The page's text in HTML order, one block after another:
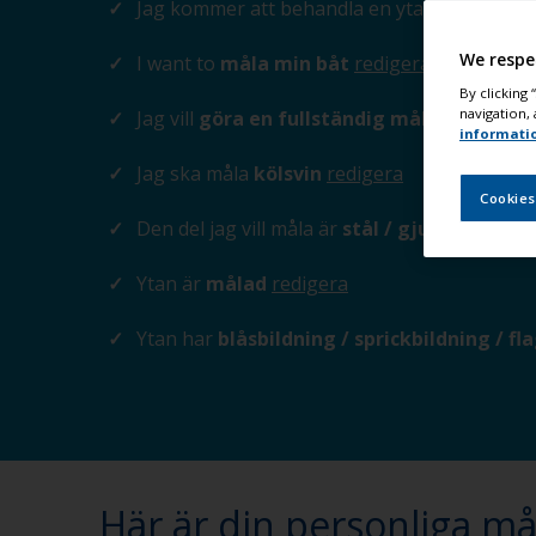
Jag kommer att behandla en ytaovanför
I want to måla min båt redigera
Jag vill göra en fullständig målning eller
Jag ska måla kölsvin redigera
Den del jag vill måla är stål / gjutjärn
Ytan är målad redigera
Ytan har blåsbildning / sprickbildning /
Här är din personliga
We
By clicking
navigation,